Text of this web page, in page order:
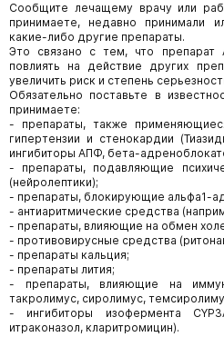
Сообщите лечащему врачу или
принимаете, недавно принимали
какие-либо другие препараты.
Это связано с тем, что
повлиять на действие других
увеличить риск и степень
Обязательно поставьте в
принимаете:
- препараты, также
гипертензии и стенокардии
ингибиторы АПФ, бета-
- препараты, подавляющие
(нейролептики);
- препараты, блокирующие альфа1-
- антиаритмические средства
- препараты, влияющие на обмен
- противовирусные средства
- препараты кальция;
- препараты лития;
- препараты, влияющие на
такролимус, сиролимус,
- ингибиторы изофермента
итраконазол, кларитромицин).